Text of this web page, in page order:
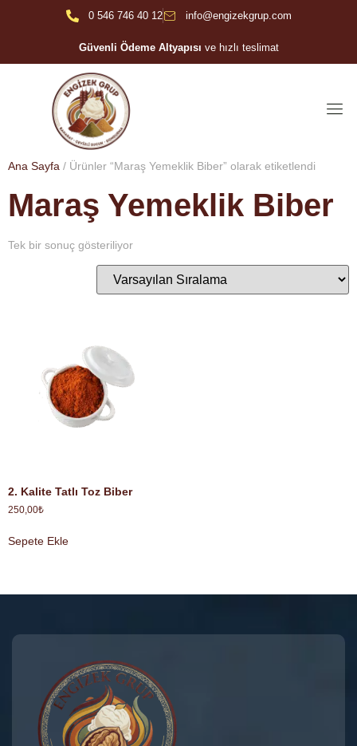
0 546 746 40 12 info@engizekgrup.com
Güvenli Ödeme Altyapısı ve hızlı teslimat
Ana Sayfa / Ürünler “Maraş Yemeklik Biber” olarak etiketlendi
Maraş Yemeklik Biber
Tek bir sonuç gösteriliyor
2. Kalite Tatlı Toz Biber
250,00₺
Sepete Ekle